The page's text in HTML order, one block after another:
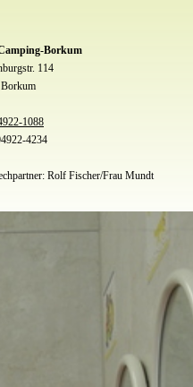
Borkum
114
1088
4234
Rolf Fischer/Frau Mundt